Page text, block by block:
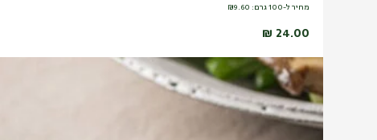
מחיר ל-100 גרם: ₪9.60
₪ 24.00